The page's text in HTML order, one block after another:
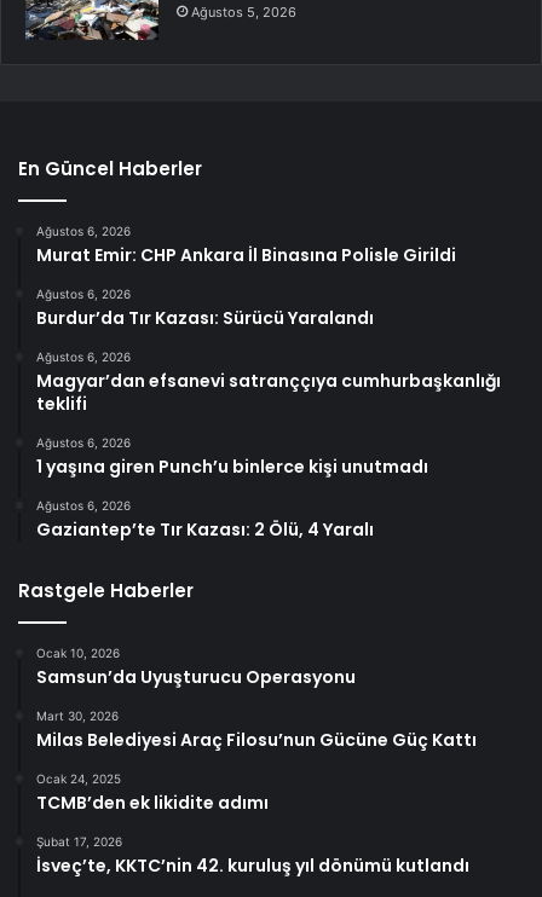
Ağustos 5, 2026
En Güncel Haberler
Ağustos 6, 2026
Murat Emir: CHP Ankara İl Binasına Polisle Girildi
Ağustos 6, 2026
Burdur’da Tır Kazası: Sürücü Yaralandı
Ağustos 6, 2026
Magyar’dan efsanevi satranççıya cumhurbaşkanlığı
teklifi
Ağustos 6, 2026
1 yaşına giren Punch’u binlerce kişi unutmadı
Ağustos 6, 2026
Gaziantep’te Tır Kazası: 2 Ölü, 4 Yaralı
Rastgele Haberler
Ocak 10, 2026
Samsun’da Uyuşturucu Operasyonu
Mart 30, 2026
Milas Belediyesi Araç Filosu’nun Gücüne Güç Kattı
Ocak 24, 2025
TCMB’den ek likidite adımı
Şubat 17, 2026
İsveç’te, KKTC’nin 42. kuruluş yıl dönümü kutlandı